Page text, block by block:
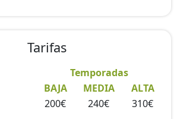
ó consúltanos a través del
También por
y tambien por whatsapp
disponibilidad de todas nuestras
Tarifas
Temporadas
BAJA
MEDIA
ALTA
200€ 240€ 310€